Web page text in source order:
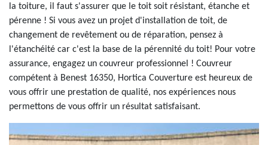
la toiture, il faut s'assurer que le toit soit résistant, étanche et
pérenne ! Si vous avez un projet d'installation de toit, de
changement de revêtement ou de réparation, pensez à
l'étanchéité car c'est la base de la pérennité du toit! Pour votre
assurance, engagez un couvreur professionnel ! Couvreur
compétent à Benest 16350, Hortica Couverture est heureux de
vous offrir une prestation de qualité, nos expériences nous
permettons de vous offrir un résultat satisfaisant.